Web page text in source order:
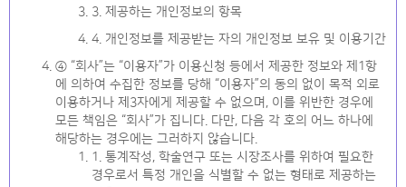
3. 제공하는 개인정보의 항목
4. 개인정보를 제공받는 자의 개인정보 보유 및 이용기간
④ “회사”는 “이용자”가 이용신청 등에서 제공한 정보와 제1항
에 의하여 수집한 정보를 당해 “이용자”의 동의 없이 목적 외로
이용하거나 제3자에게 제공할 수 없으며, 이를 위반한 경우에
모든 책임은 “회사”가 집니다. 다만, 다음 각 호의 어느 하나에
해당하는 경우에는 그러하지 않습니다.
1. 통계작성, 학술연구 또는 시장조사를 위하여 필요한
경우로서 특정 개인을 식별할 수 없는 형태로 제공하는